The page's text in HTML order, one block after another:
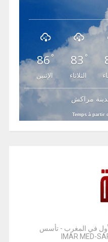
86°
الإثنين
83 °
الثلاثاء
مراكش
Temps à partir
في المغرب - تأسس